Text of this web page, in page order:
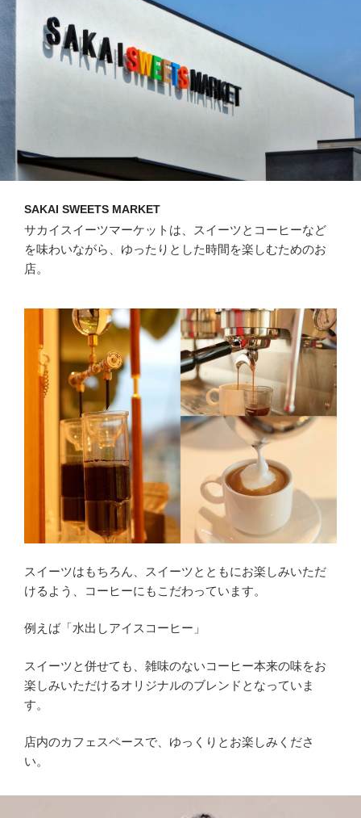
SAKAI SWEETS MARKET
サカイスイーツマーケットは、スイーツとコーヒーなど
を味わいながら、ゆったりとした時間を楽しむためのお
店。
スイーツはもちろん、スイーツとともにお楽しみいただ
けるよう、コーヒーにもこだわっています。
例えば「水出しアイスコーヒー」
スイーツと併せても、雑味のないコーヒー本来の味をお
楽しみいただけるオリジナルのブレンドとなっていま
す。
店内のカフェスペースで、ゆっくりとお楽しみくださ
い。